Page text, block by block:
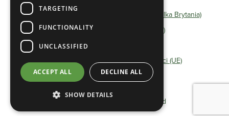
Oświadczenie o ochronie prywatności (Wielka Brytania)
Polityka Cookie (Wielka Brytania)
Oświadczenie o ochronie prywatności (UE)
Polityka Cookie (UE)
©2025 Heathland Group Limited
TARGETING
FUNCTIONALITY
UNCLASSIFIED
ACCEPT ALL DECLINE ALL
SHOW DETAILS